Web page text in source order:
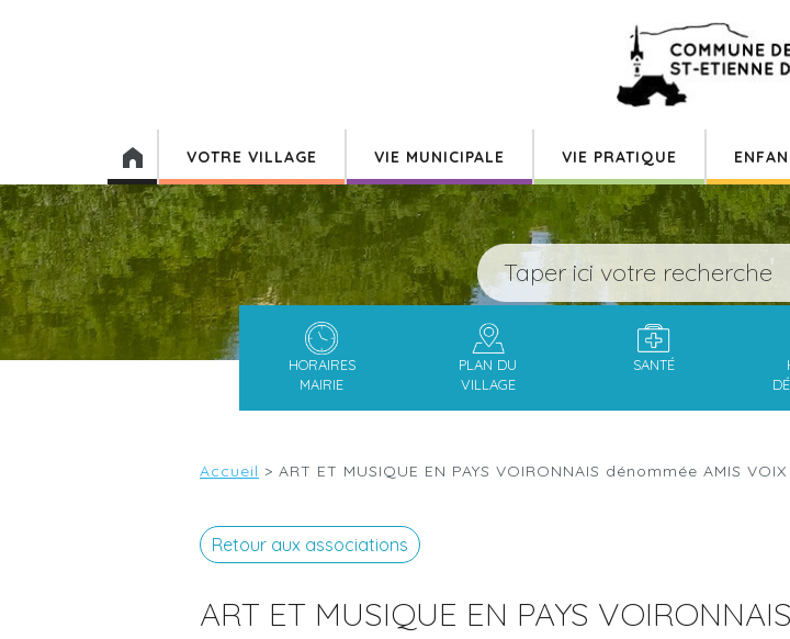
VOTRE VILLAGE VIE MUNICIPALE VIE PRATIQUE
HORAIRES
MAIRIE
PLAN DU
VILLAGE
SANTÉ
Accueil > ART ET MUSIQUE EN PAYS VOIRONNAIS dénommée AMIS VOIX
Retour aux associations
ART ET MUSIQUE EN PAYS